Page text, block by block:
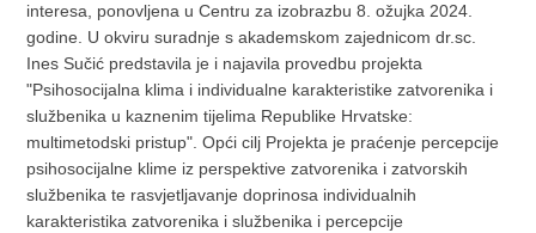
interesa, ponovljena u Centru za izobrazbu 8. ožujka 2024.
godine. U okviru suradnje s akademskom zajednicom dr.sc.
Ines Sučić predstavila je i najavila provedbu projekta
"Psihosocijalna klima i individualne karakteristike zatvorenika i
službenika u kaznenim tijelima Republike Hrvatske:
multimetodski pristup". Opći cilj Projekta je praćenje percepcije
psihosocijalne klime iz perspektive zatvorenika i zatvorskih
službenika te rasvjetljavanje doprinosa individualnih
karakteristika zatvorenika i službenika i percepcije